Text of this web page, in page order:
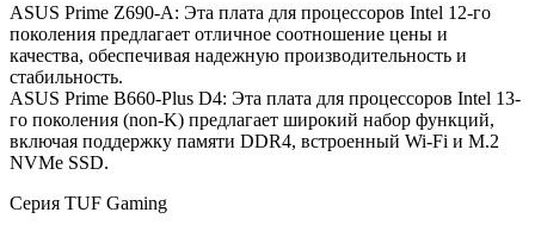
ASUS Prime Z690-A: Эта плата для процессоров Intel 12-го
поколения предлагает отличное соотношение цены и
качества, обеспечивая надежную производительность и
стабильность.
ASUS Prime B660-Plus D4: Эта плата для процессоров Intel 13-
го поколения (non-K) предлагает широкий набор функций,
включая поддержку памяти DDR4, встроенный Wi-Fi и M.2
NVMe SSD.
Серия TUF Gaming